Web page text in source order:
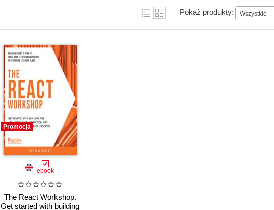
Pokaż produkty: Wszystkie
Promocja
ebook
The React Workshop.
Get started with building